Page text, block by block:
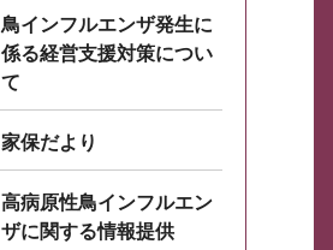
鳥インフルエンザ発生に
係る経営支援対策につい
て
家保だより
高病原性鳥インフルエン
ザに関する情報提供